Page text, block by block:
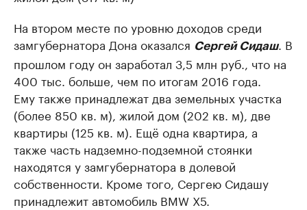
На втором месте по уровню доходов среди
замгубернатора Дона оказался Сергей Сидаш. В
прошлом году он заработал 3,5 млн руб., что на
400 тыс. больше, чем по итогам 2016 года.
Ему также принадлежат два земельных участка
(более 850 кв. м), жилой дом (202 кв. м), две
квартиры (125 кв. м). Ещё одна квартира, а
также часть надземно-подземной стоянки
находятся у замгубернатора в долевой
собственности. Кроме того, Сергею Сидашу
принадлежит автомобиль BMW X5.